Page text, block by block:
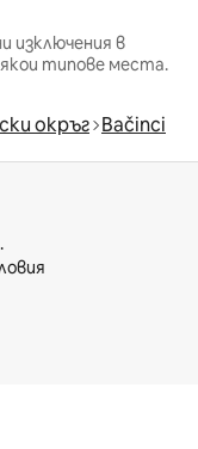
изключения в
типове места.
окръг Bačinci